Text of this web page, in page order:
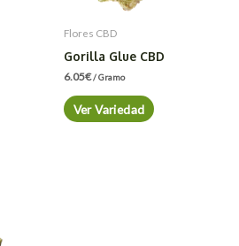
Flores CBD
Gorilla Glue CBD
6.05€/ Gramo
Ver Variedad